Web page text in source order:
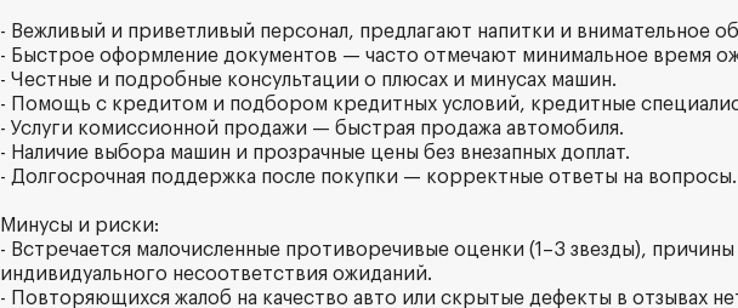
- Вежливый и приветливый персонал, предлагают напитки и внимательное
- Быстрое оформление документов — часто отмечают минимальное время
- Честные и подробные консультации о плюсах и минусах машин.
- Помощь с кредитом и подбором кредитных условий, кредитные
- Услуги комиссионной продажи — быстрая продажа автомобиля.
- Наличие выбора машин и прозрачные цены без внезапных доплат.
- Долгосрочная поддержка после покупки — корректные ответы на вопросы.
Минусы и риски:
- Встречается малочисленные противоречивые оценки (1–3 звезды),
индивидуального несоответствия ожиданий.
- Повторяющихся жалоб на качество авто или скрытые дефекты в отзывах